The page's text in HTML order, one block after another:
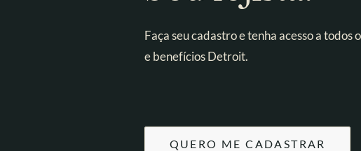
Faça seu cadastro e tenha acesso a todos
e benefícios Detroit.
QUERO ME CADASTRAR